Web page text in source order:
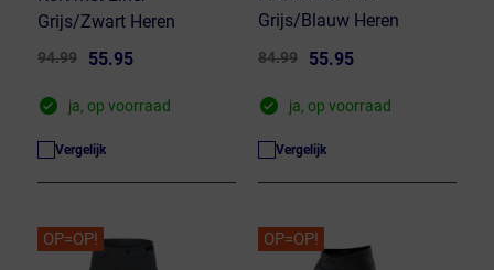
Grijs/Zwart Heren
94.99 55.95
ja, op voorraad
Vergelijk
Grijs/Blauw Heren
84.99 55.95
ja, op voorraad
Vergelijk
OP=OP! OP=OP!